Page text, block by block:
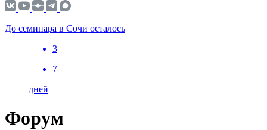
До семинара в Сочи осталось
3
7
дней
Форум